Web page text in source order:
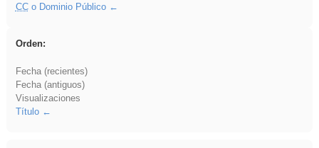
CCo Dominio Público
Orden:
Fecha (recientes)
Fecha (antiguos)
Visualizaciones
Título